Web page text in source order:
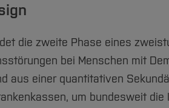
die zweite Phase eines
bei Menschen mit
aus einer quantitativen
um bundesweit